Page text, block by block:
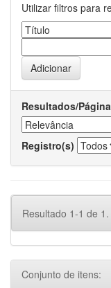
Utilizar filtros para
Resultados/Página
Registro(s)
Resultado 1-1 de 1.
Conjunto de itens: